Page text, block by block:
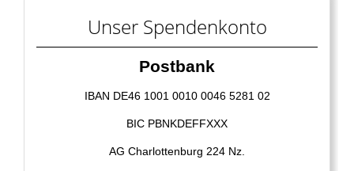
Unser Spendenkonto
Postbank
IBAN DE46 1001 0010 0046 5281 02
BIC PBNKDEFFXXX
AG Charlottenburg 224 Nz.